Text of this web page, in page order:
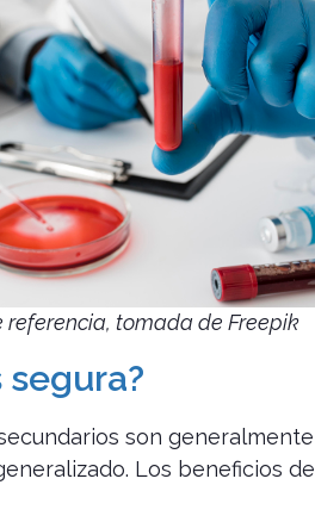
referencia, tomada de Freepik
son generalmente
Los beneficios de